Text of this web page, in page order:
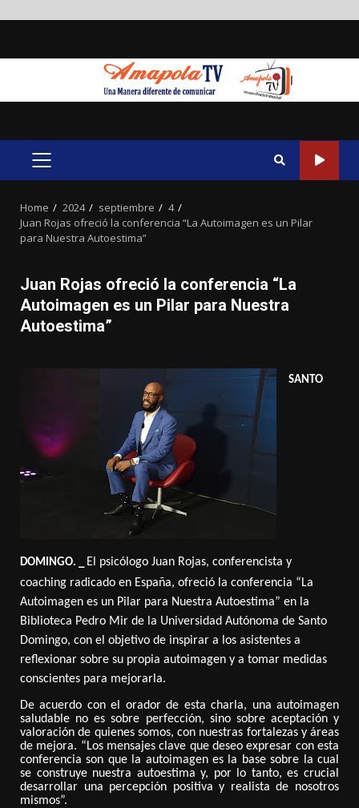
PRIMARY
Home 2024 septiembre
4
Juan Rojas ofreció la conferencia “La Autoimagen es un Pilar
para Nuestra Autoestima”
Juan Rojas ofreció la conferencia “La
Autoimagen es un Pilar para Nuestra
Autoestima”
SANTO
DOMINGO. _
El psicólogo Juan Rojas, conferencista y
coaching radicado en España, ofreció la conferencia “La
Autoimagen es un Pilar para Nuestra Autoestima” en la
Biblioteca Pedro Mir de la Universidad Autónoma de Santo
Domingo, con el objetivo de inspirar a los asistentes a
reflexionar sobre su propia autoimagen y a tomar medidas
conscientes para mejorarla.
De acuerdo con el orador de esta charla, una autoimagen
saludable no es sobre perfección, sino sobre aceptación y
valoración de quienes somos, con nuestras fortalezas y áreas
de mejora. “Los mensajes clave que deseo expresar con esta
conferencia son que la autoimagen es la base sobre la cual
se construye nuestra autoestima y, por lo tanto, es crucial
desarrollar una percepción positiva y realista de nosotros
mismos”.